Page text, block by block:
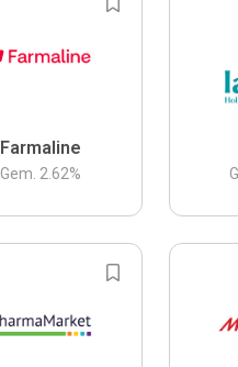
Farmaline
Gem. 2.62%